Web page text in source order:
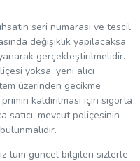
seri numarası ve tescil
değişiklik yapılacaksa
gerçekleştirilmelidir.
yoksa, yeni alıcı
üzerinden gecikme
kaldırılması için sigorta
satıcı, mevcut poliçesinin
tüm güncel bilgileri sizlerle